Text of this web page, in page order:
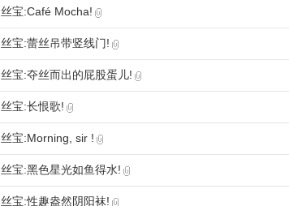
丝宝:Café Mocha!
丝宝:蕾丝吊带竖线门!
丝宝:夺丝而出的屁股蛋儿!
丝宝:长恨歌!
丝宝:Morning, sir !
丝宝:黑色星光如鱼得水!
丝宝:性趣盎然阴阳袜!